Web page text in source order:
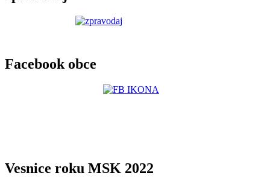
Facebook obce
Vesnice roku MSK 2022